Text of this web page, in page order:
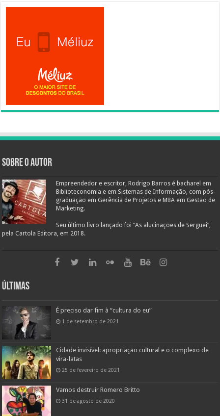
Sobre o autor
Empreendedor e escritor, Rodrigo Barros é bacharel em
Biblioteconomia e em Sistemas de Informação, com pós-
graduação em Gerência de Projetos e MBA em Gestão de
Marketing.
Seu último livro lançado foi “As alucinações de Serguei”,
pela Cartola Editora, em 2018.
Últimas
É preciso dar fim à “cultura do eu”
1 de setembro de 2021
Cidade invisível: apropriação cultural e o complexo de
vira-latas
25 de fevereiro de 2021
Vamos destruir Romero Britto
31 de agosto de 2020